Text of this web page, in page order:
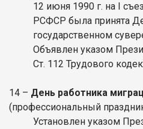
12 июня 1990 г. на I
РСФСР была принята
государственном
Объявлен указом
Ст. 112 Трудового
14 – День работника
(профессиональный
Установлен указом